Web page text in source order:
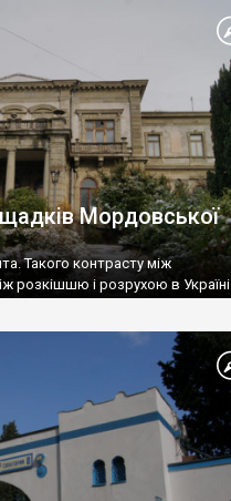
Мордовської
Такого контрасту між
розкішшю і розрухою в Україні